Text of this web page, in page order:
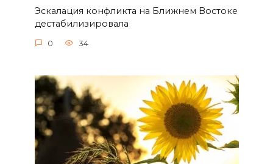
Эскалация конфликта на Ближнем Востоке
дестабилизировала
0 34